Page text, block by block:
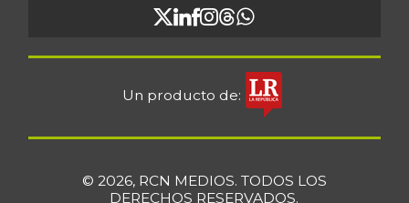
Un producto de:
© 2026, RCN MEDIOS. TODOS LOS
DERECHOS RESERVADOS.